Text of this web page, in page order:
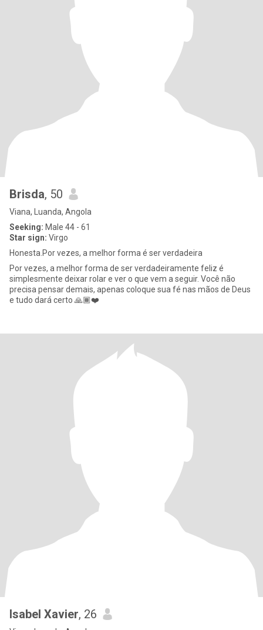
Brisda, 50
Viana, Luanda, Angola
Seeking: Male 44 - 61
Star sign: Virgo
Honesta.Por vezes, a melhor forma é ser verdadeira
Por vezes, a melhor forma de ser verdadeiramente feliz é
simplesmente deixar rolar e ver o que vem a seguir. Você não
precisa pensar demais, apenas coloque sua fé nas mãos de Deus
e tudo dará certo 🙏🏾❤️
Isabel Xavier, 26